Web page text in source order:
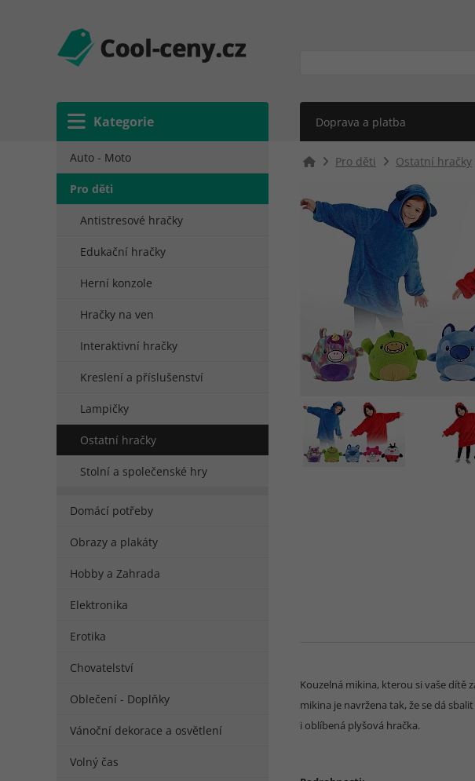
Kategorie Doprava a platba
Auto - Moto
Pro děti
Antistresové hračky
Edukační hračky
Herní konzole
Hračky na ven
Interaktivní hračky
Kreslení a příslušenství
Lampičky
Ostatní hračky
Stolní a společenské hry
Domácí potřeby
Obrazy a plakáty
Hobby a Zahrada
Elektronika
Erotika
Chovatelství
Oblečení - Doplňky
Vánoční dekorace a osvětlení
Volný čas
Pro děti Ostatní hračky
Kouzelná mikina, kterou si vaše dítě
mikina je navržena tak, že se dá
i oblíbená plyšová hračka.